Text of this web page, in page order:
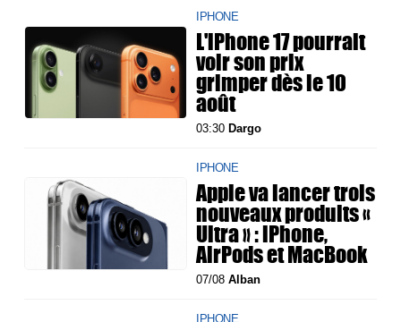
IPHONE
L'iPhone 17 pourrait
voir son prix
grimper dès le 10
août
03:30 Dargo
IPHONE
Apple va lancer trois
nouveaux produits «
Ultra » : iPhone,
AirPods et MacBook
07/08Alban
IPHONE